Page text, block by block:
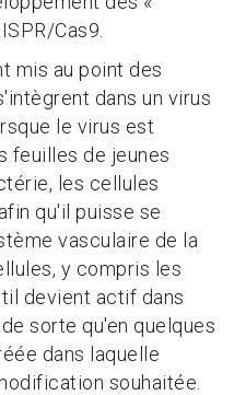
Cas9.
mis au point des
dans un virus
le virus est
feuilles de jeunes
les cellules
qu'il puisse se
vasculaire de la
y compris les
devient actif dans
sorte qu'en quelques
dans laquelle
souhaitée.